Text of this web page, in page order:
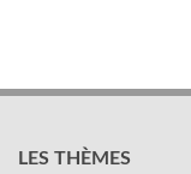
LES THÈMES